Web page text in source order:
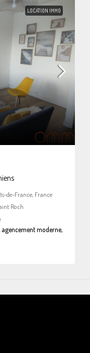
LOCATION IMMO
de-France, France
Roch
moderne,